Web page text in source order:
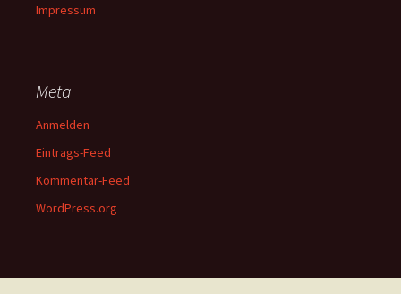
Impressum
Meta
Anmelden
Eintrags-Feed
Kommentar-Feed
WordPress.org